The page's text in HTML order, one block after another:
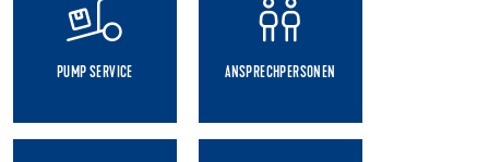
PUMP SERVICE ANSPRECHPERSONEN